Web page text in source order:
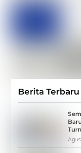
Berita Terbaru